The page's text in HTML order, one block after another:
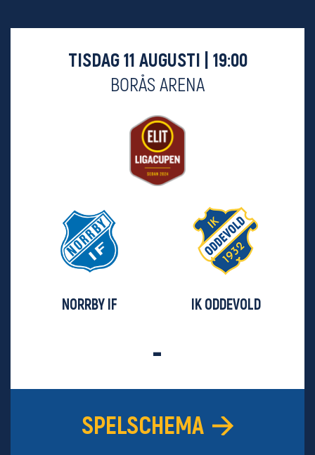
TISDAG 11 AUGUSTI | 19:00
BORÅS ARENA
NORRBY IF IK ODDEVOLD
-
SPELSCHEMA